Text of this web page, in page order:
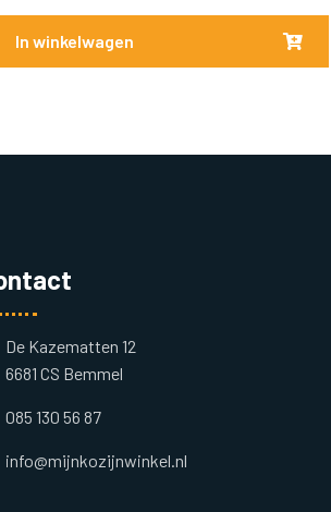
In winkelwagen
De Kazematten 12
6681 CS Bemmel
085 130 56 87
info@mijnkozijnwinkel.nl